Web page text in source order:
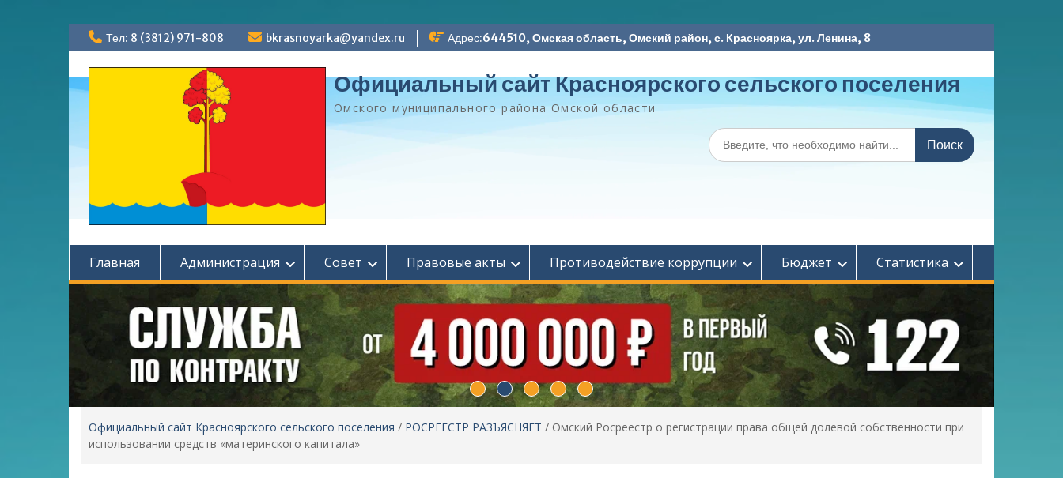
Перейти
к
содержимому
Тел: 8 (3812) 971-808 bkrasnoyarka@yandex.ru Адрес:644510, Омская область, Омский район, с. Красноярка, ул. Ленина, 8
Официальный сайт Красноярского сельского поселения
Омского муниципального района Омской области
Поиск
по:
Главная Администрация Совет Правовые акты Противодействие коррупции Бюджет Статистика
Официальный сайт Красноярского сельского поселения / РОСРЕЕСТР РАЗЪЯСНЯЕТ / Омский Росреестр о регистрации права общей долевой собственности при
использовании средств «материнского капитала»